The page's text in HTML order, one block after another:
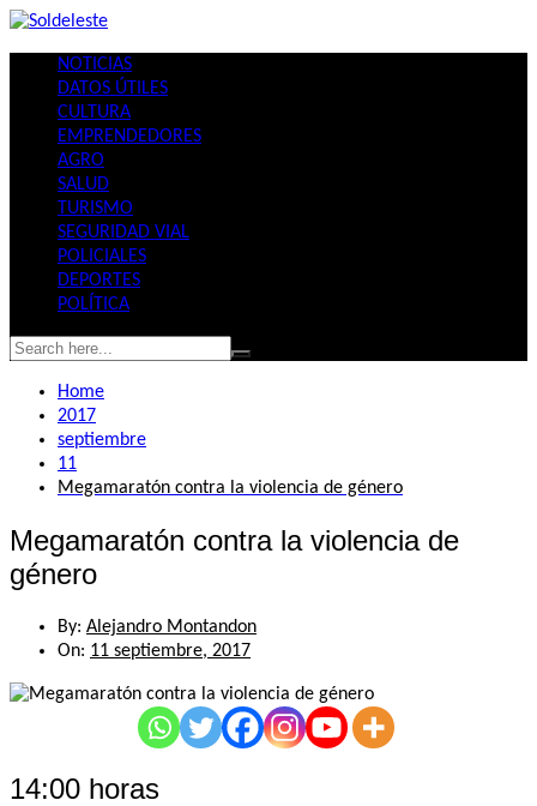
Skip
contentNOTICIAS
DATOS ÚTILES
CULTURA
EMPRENDEDORES
AGRO
SALUD
TURISMO
SEGURIDAD VIAL
POLICIALES
DEPORTES
POLÍTICA
Home
2017
septiembre
11
Megamaratón contra la violencia de género
Megamaratón contra la violencia de
género
By: Alejandro Montandon
On: 11 septiembre, 2017
14:00 horas